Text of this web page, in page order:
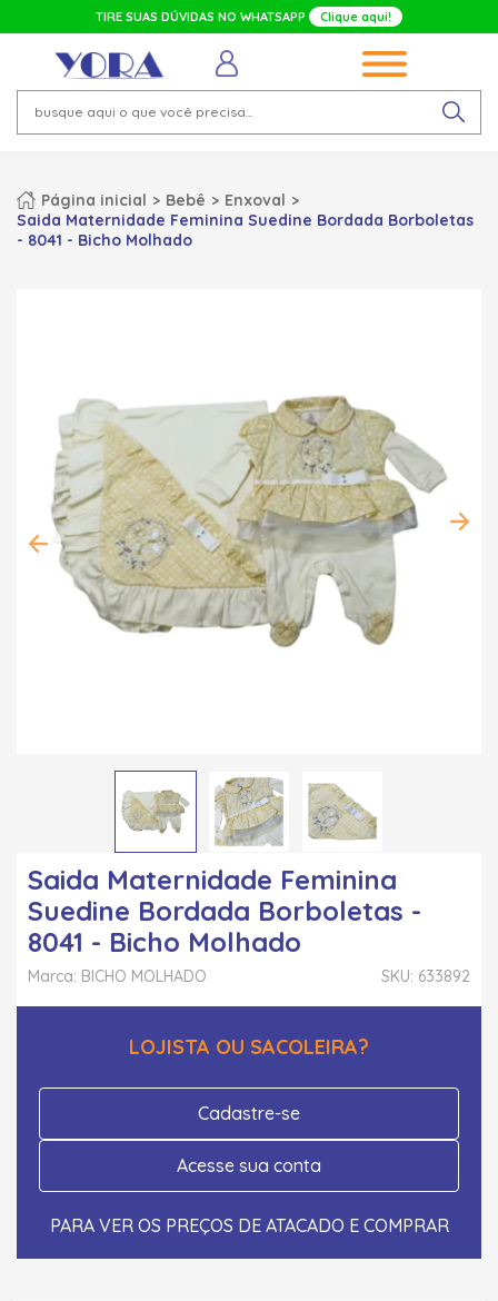
TIRE SUAS DÚVIDAS NO WHATSAPP Clique aqui!
Página inicial Bebê
Enxoval
Saida Maternidade Feminina Suedine Bordada Borboletas
- 8041 - Bicho Molhado
Saida Maternidade Feminina
Suedine Bordada Borboletas -
8041 - Bicho Molhado
SKU: 633892
Marca: BICHO MOLHADO
LOJISTA OU SACOLEIRA?
Cadastre-se
Acesse sua conta
PARA VER OS PREÇOS DE ATACADO E COMPRAR